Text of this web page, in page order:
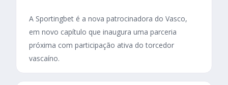
A Sportingbet é a nova patrocinadora do Vasco,
em novo capítulo que inaugura uma parceria
próxima com participação ativa do torcedor
vascaíno.